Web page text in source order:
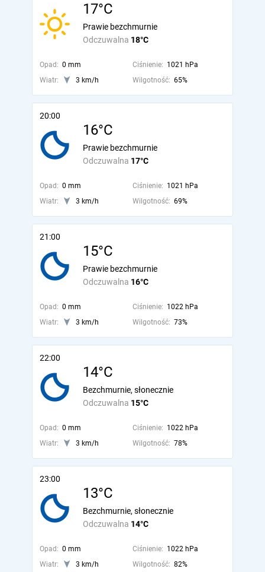
17°C
Odczuwalna 18°C
Prawie bezchmurnie
Opad: 0 mm Ciśnienie: 1021 hPa
Wiatr:
3 km/h Wilgotność: 65%
20:00
16°C
Odczuwalna 17°C
Prawie bezchmurnie
Opad: 0 mm Ciśnienie: 1021 hPa
Wiatr:
3 km/h Wilgotność: 69%
21:00
15°C
Odczuwalna 16°C
Prawie bezchmurnie
Opad: 0 mm Ciśnienie: 1022 hPa
Wiatr:
3 km/h Wilgotność: 73%
22:00
14°C
Odczuwalna 15°C
Bezchmurnie, słonecznie
Opad: 0 mm Ciśnienie: 1022 hPa
Wiatr:
3 km/h Wilgotność: 78%
23:00
13°C
Odczuwalna 14°C
Bezchmurnie, słonecznie
Opad: 0 mm Ciśnienie: 1022 hPa
Wiatr:
3 km/h Wilgotność: 82%